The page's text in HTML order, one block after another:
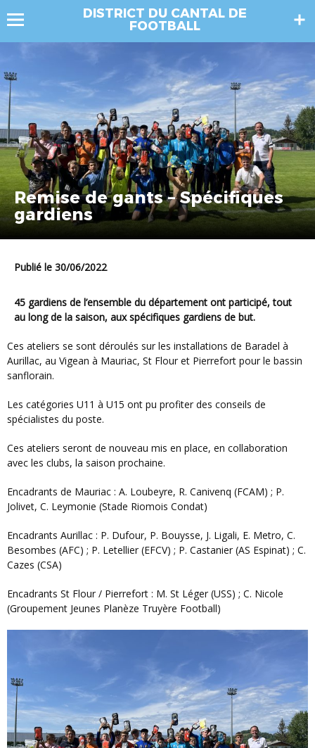
DISTRICT DU CANTAL DE
FOOTBALL
Remise de gants – Spécifiques
gardiens
Publié le 30/06/2022
45 gardiens de l’ensemble du département ont participé, tout
au long de la saison, aux spécifiques gardiens de but.
Ces ateliers se sont déroulés sur les installations de Baradel à
Aurillac, au Vigean à Mauriac, St Flour et Pierrefort pour le bassin
sanflorain.
Les catégories U11 à U15 ont pu profiter des conseils de
spécialistes du poste.
Ces ateliers seront de nouveau mis en place, en collaboration
avec les clubs, la saison prochaine.
Encadrants de Mauriac : A. Loubeyre, R. Canivenq (FCAM) ; P.
Jolivet, C. Leymonie (Stade Riomois Condat)
Encadrants Aurillac : P. Dufour, P. Bouysse, J. Ligali, E. Metro, C.
Besombes (AFC) ; P. Letellier (EFCV) ; P. Castanier (AS Espinat) ; C.
Cazes (CSA)
Encadrants St Flour / Pierrefort : M. St Léger (USS) ; C. Nicole
(Groupement Jeunes Planèze Truyère Football)